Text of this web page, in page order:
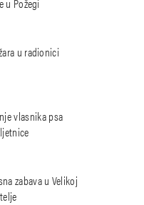
u radionici
vlasnika psa
zabava u Velikoj